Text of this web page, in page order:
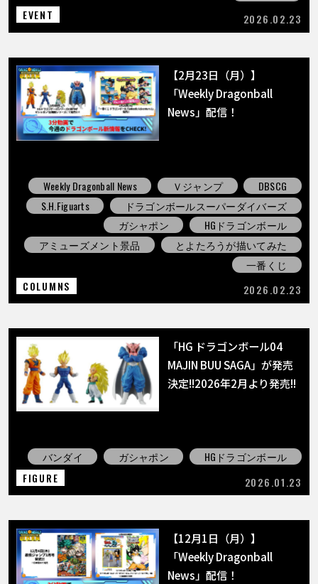
EVENT
2026.02.23
【2月23日（月）】
「Weekly Dragonball
News」配信！
Weekly Dragonball News Ｖジャンプ
DBSCG
S.H.Figuarts
ドラゴンボールスーパーダイバーズ
ガシャポン
HGドラゴンボール
アミューズメント景品
とよたろうが描いてみた
一番くじ
COLUMNS
2026.02.23
「HG ドラゴンボール04
MAJIN BUU SAGA」が発売
決定!!2026年2月より発売!!
バンダイ ガシャポン
HGドラゴンボール
FIGURE
2026.01.23
【12月1日（月）】
「Weekly Dragonball
News」配信！